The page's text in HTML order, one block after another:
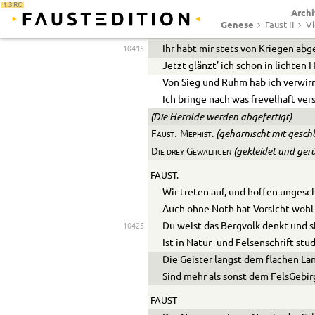
1.3 RC
Genese
Faust II
Das Element drang gräßlich auf
10415
Ihr habt mir stets von Kriegen
Jetzt glänzt’ ich schon in lichten
Von Sieg und Ruhm hab ich
Ich bringe nach was frevelhaft
(Die Herolde werden abgefertigt)
Faust. Mephist.(geharnischt mit
Die drey Gewaltigen (gekleidet und
FAUST.
Wir treten auf, und hoffen
Auch ohne Noth hat Vorsicht
10425 Du weist das Bergvolk denkt und
Ist in Natur- und Felsenschrift
Die Geister langst dem flachen
Sind mehr als sonst dem
FAUST